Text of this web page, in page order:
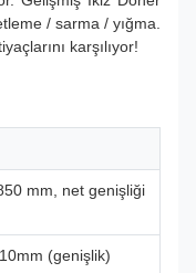
/ sarma / yığma.
karşılıyor!
mm, net genişliği
(genişlik)